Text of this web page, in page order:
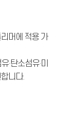
머에 적용 가
·탄소섬유·미
니다.